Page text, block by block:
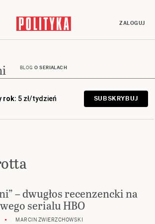
ZALOGUJ
BLOG O SERIALACH
rok: 5 zł/tydzień SUBSKRYBUJ
– dwugłos recenzencki na
serialu HBO
MARCIN ZWIERZCHOWSKI